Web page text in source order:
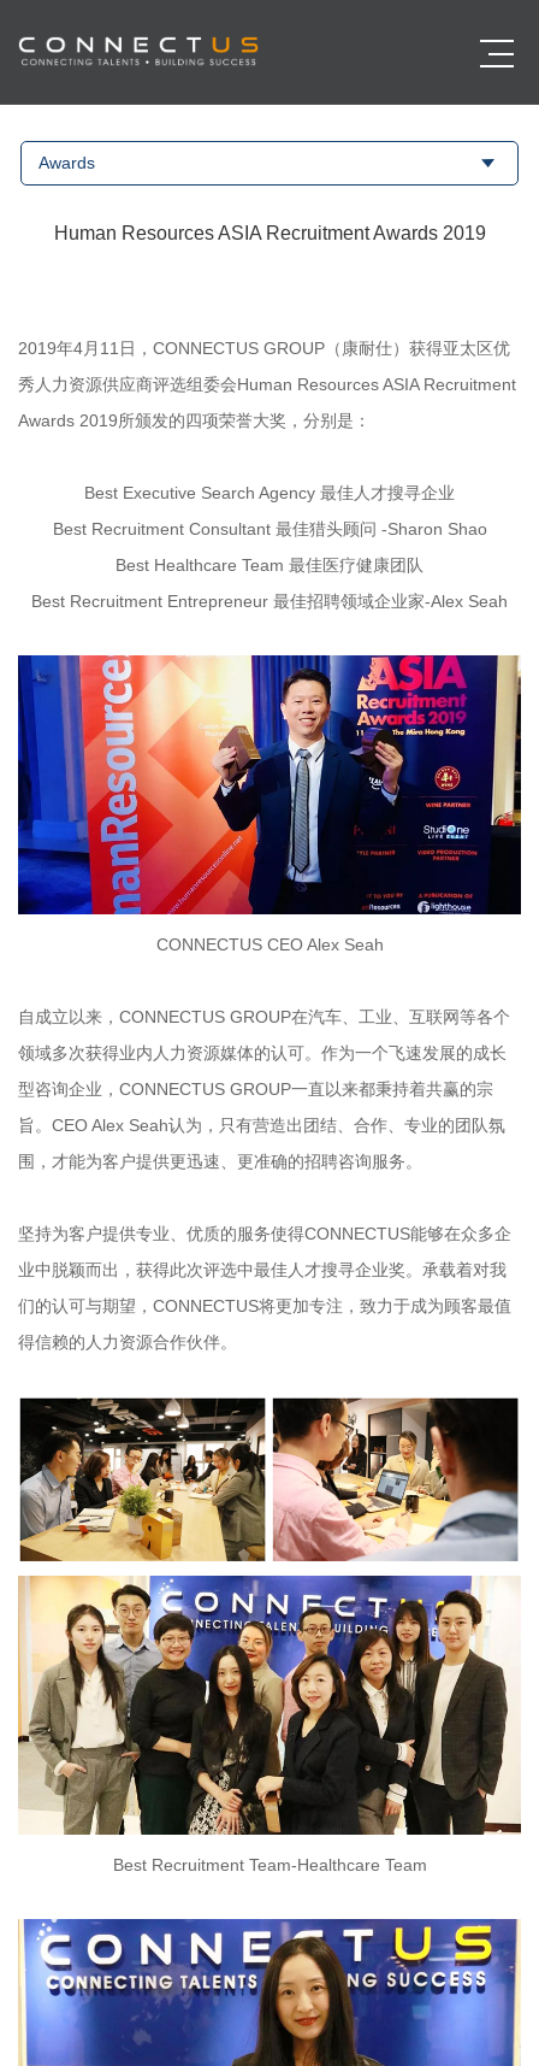
Awards
Human Resources ASIA Recruitment Awards 2019
2019年4月11日，CONNECTUS GROUP（康耐仕）获得亚太区优
秀人力资源供应商评选组委会Human Resources ASIA Recruitment
Awards 2019所颁发的四项荣誉大奖，分别是：
Best Executive Search Agency 最佳人才搜寻企业
Best Recruitment Consultant 最佳猎头顾问 -Sharon Shao
Best Healthcare Team 最佳医疗健康团队
Best Recruitment Entrepreneur 最佳招聘领域企业家-Alex Seah
CONNECTUS CEO Alex Seah
自成立以来，CONNECTUS GROUP在汽车、工业、互联网等各个
领域多次获得业内人力资源媒体的认可。作为一个飞速发展的成长
型咨询企业，CONNECTUS GROUP一直以来都秉持着共赢的宗
旨。CEO Alex Seah认为，只有营造出团结、合作、专业的团队氛
围，才能为客户提供更迅速、更准确的招聘咨询服务。
坚持为客户提供专业、优质的服务使得CONNECTUS能够在众多企
业中脱颖而出，获得此次评选中最佳人才搜寻企业奖。承载着对我
们的认可与期望，CONNECTUS将更加专注，致力于成为顾客最值
得信赖的人力资源合作伙伴。
Best Recruitment Team-Healthcare Team